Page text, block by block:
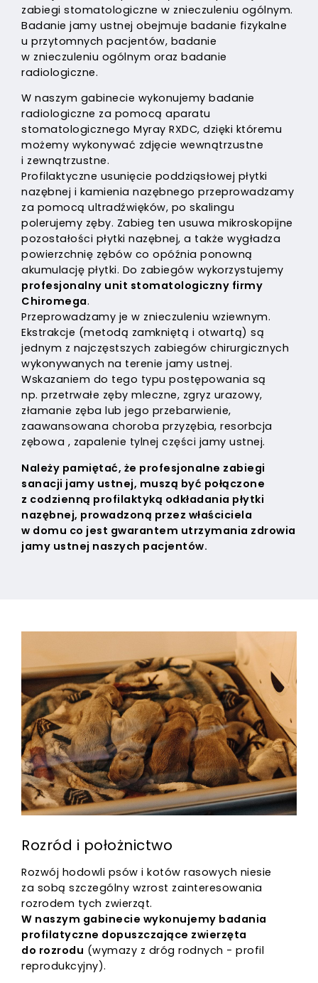
zabiegi stomatologiczne w znieczuleniu ogólnym.
Badanie jamy ustnej obejmuje badanie fizykalne
u przytomnych pacjentów, badanie
w znieczuleniu ogólnym oraz badanie
radiologiczne.
W naszym gabinecie wykonujemy badanie
radiologiczne za pomocą aparatu
stomatologicznego Myray RXDC, dzięki któremu
możemy wykonywać zdjęcie wewnątrzustne
i zewnątrzustne.
Profilaktyczne usunięcie poddziąsłowej płytki
nazębnej i kamienia nazębnego przeprowadzamy
za pomocą ultradźwięków, po skalingu
polerujemy zęby. Zabieg ten usuwa mikroskopijne
pozostałości płytki nazębnej, a także wygładza
powierzchnię zębów co opóźnia ponowną
akumulację płytki. Do zabiegów wykorzystujemy
profesjonalny unit stomatologiczny firmy
Chiromega.
Przeprowadzamy je w znieczuleniu wziewnym.
Ekstrakcje (metodą zamkniętą i otwartą) są
jednym z najczęstszych zabiegów chirurgicznych
wykonywanych na terenie jamy ustnej.
Wskazaniem do tego typu postępowania są
np. przetrwałe zęby mleczne, zgryz urazowy,
złamanie zęba lub jego przebarwienie,
zaawansowana choroba przyzębia, resorbcja
zębowa , zapalenie tylnej części jamy ustnej.
Należy pamiętać, że profesjonalne zabiegi
sanacji jamy ustnej, muszą być połączone
z codzienną profilaktyką odkładania płytki
nazębnej, prowadzoną przez właściciela
w domu co jest gwarantem utrzymania zdrowia
jamy ustnej naszych pacjentów.
Rozród i położnictwo
Rozwój hodowli psów i kotów rasowych niesie
za sobą szczególny wzrost zainteresowania
rozrodem tych zwierząt.
W naszym gabinecie wykonujemy badania
profilatyczne dopuszczające zwierzęta
do rozrodu (wymazy z dróg rodnych - profil
reprodukcyjny).